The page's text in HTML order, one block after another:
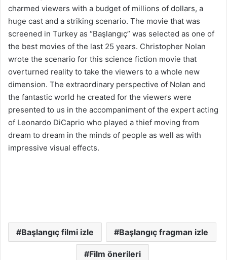
charmed viewers with a budget of millions of dollars, a
huge cast and a striking scenario. The movie that was
screened in Turkey as “Başlangıç” was selected as one of
the best movies of the last 25 years. Christopher Nolan
wrote the scenario for this science fiction movie that
overturned reality to take the viewers to a whole new
dimension. The extraordinary perspective of Nolan and
the fantastic world he created for the viewers were
presented to us in the accompaniment of the expert acting
of Leonardo DiCaprio who played a thief moving from
dream to dream in the minds of people as well as with
impressive visual effects.
Başlangıç filmi izle Başlangıç fragman izle
Film önerileri